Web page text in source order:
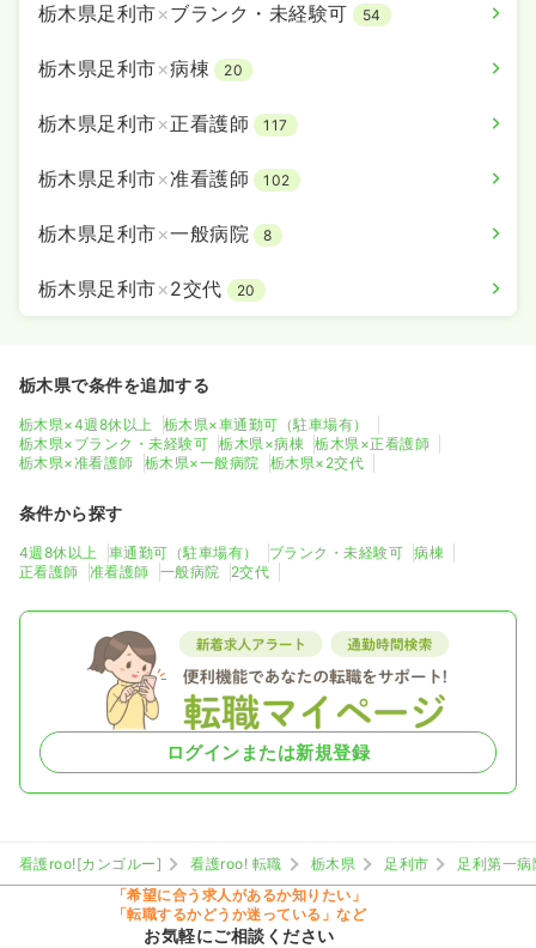
栃木県足利市×ブランク・未経験可 54
栃木県足利市×病棟 20
栃木県足利市×正看護師 117
栃木県足利市×准看護師 102
栃木県足利市×一般病院 8
栃木県足利市×2交代 20
栃木県で条件を追加する
栃木県×4週8休以上
栃木県×車通勤可（駐車場有）
栃木県×ブランク・未経験可
栃木県×病棟
栃木県×正看護師
栃木県×准看護師
栃木県×一般病院 栃木県×2交代
条件から探す
4週8休以上 車通勤可（駐車場有） ブランク・未経験可
病棟
正看護師
准看護師 一般病院 2交代
ログインまたは新規登録
看護roo![カンゴルー] 看護roo! 転職 栃木県 足利市
足利第一病
「希望に合う求人があるか知りたい」
「転職するかどうか迷っている」など
お気軽にご相談ください